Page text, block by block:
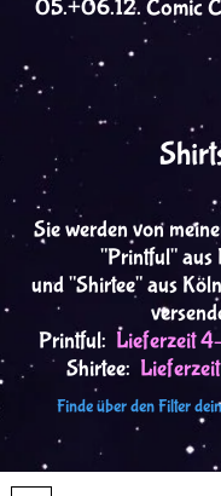
05.+06.12. Comic
Sie werden von
"Printful" aus
und "Shirtee" aus
Printful: Lieferzeit
Shirtee:
Finde über den Filter